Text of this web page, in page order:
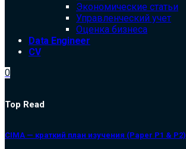
Экономические статьи
Управленческий учет
Оценка бизнеса
Data Engineer
CV
0
Top Read
CIMA — краткий план изучения (Paper P1 & P2)